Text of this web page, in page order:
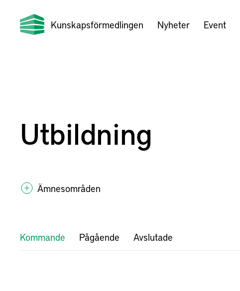
Kunskapsförmedlingen Nyheter Event
Utbildning
Ämnesområden
Kommande Pågående Avslutade